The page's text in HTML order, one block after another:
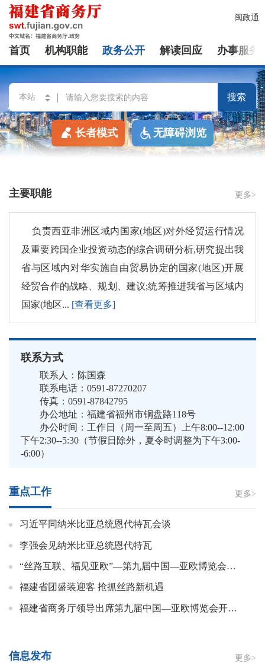
闽政通
首页 机构职能 政务公开 解读回应 办事服务
搜索
长者模式 无障碍浏览
主要职能 更多>
负责西亚非洲区域内国家(地区)对外经贸运行情况
及重要跨国企业投资动态的综合调研分析,研究提出我
省与区域内对华实施自由贸易协定的国家(地区)开展
经贸合作的战略、规划、建议;统筹推进我省与区域内
国家(地区... [查看更多]
联系方式
联系人：陈国森
联系电话：0591-87270207
传真：0591-87842795
办公地址：福建省福州市铜盘路118号
办公时间：工作日（周一至周五）上午8:00--12:00
下午2:30--5:30（节假日除外，夏令时调整为下午3:00-
-6:00）
重点工作 更多>
习近平同纳米比亚总统恩代特瓦会谈
李强会见纳米比亚总统恩代特瓦
“丝路互联、福见亚欧”—第九届中国—亚欧博览会福建省团圆满收官
福建省团盛装迎客 抢抓丝路新机遇
福建省商务厅领导出席第九届中国—亚欧博览会开幕式并调研福建参展企业
信息发布 更多>